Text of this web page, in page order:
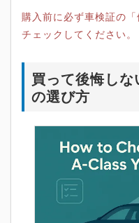
購入前に必ず車検証の
チェックしてください。
買って後悔し
の選び方